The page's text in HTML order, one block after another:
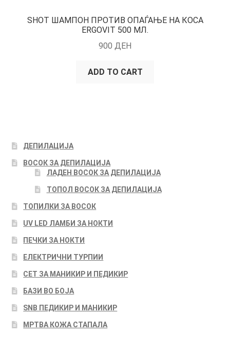
SHOT ШАМПОН ПРОТИВ ОПАЃАЊЕ НА КОСА
ERGOVIT 500 МЛ.
900 ДЕН
ADD TO CART
ДЕПИЛАЦИЈА
ВОСОК ЗА ДЕПИЛАЦИЈА
ЛАДЕН ВОСОК ЗА ДЕПИЛАЦИЈА
ТОПОЛ ВОСОК ЗА ДЕПИЛАЦИЈА
ТОПИЛКИ ЗА ВОСОК
UV LED ЛАМБИ ЗА НОКТИ
ПЕЧКИ ЗА НОКТИ
ЕЛЕКТРИЧНИ ТУРПИИ
СЕТ ЗА МАНИКИР И ПЕДИКИР
БАЗИ ВО БОЈА
SNB ПЕДИКИР И МАНИКИР
МРТВА КОЖА СТАПАЛА